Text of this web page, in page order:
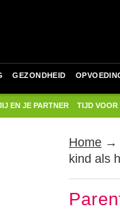
GEZONDHEID
EN JE PARTNER TIJD VOOR
Home →
kind als